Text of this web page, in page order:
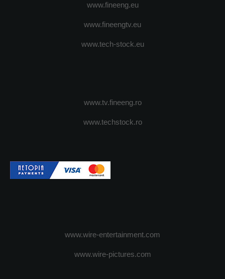
www.fineeng.eu
www.fineengtv.eu
www.tech-stock.eu
www.tv.fineeng.ro
www.techstock.ro
www.wire-entertainment.com
www.wire-pictures.com